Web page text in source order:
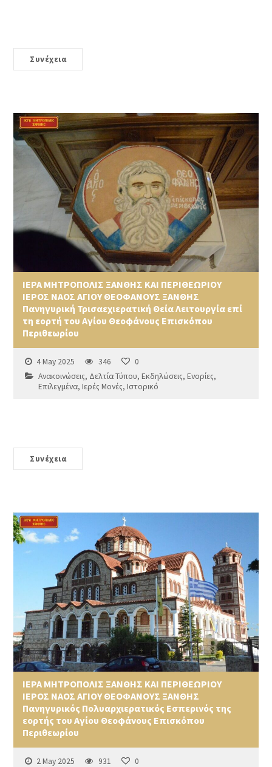
Συνέχεια
ΙΕΡΑ ΜΗΤΡΟΠΟΛΙΣ ΞΑΝΘΗΣ ΚΑΙ ΠΕΡΙΘΕΩΡΙΟΥ
ΙΕΡΟΣ ΝΑΟΣ ΑΓΙΟΥ ΘΕΟΦΑΝΟΥΣ ΞΑΝΘΗΣ
Πανηγυρική Τρισαεχιερατική Θεία Λειτουργία επί
τη εορτή του Αγίου Θεοφάνους Επισκόπου
Περιθεωρίου
4 May 2025 346
0
Ανακοινώσεις, Δελτία Τύπου,Εκδηλώσεις,Ενορίες,
Επιλεγμένα,Ιερές Μονές,Ιστορικό
Συνέχεια
ΙΕΡΑ ΜΗΤΡΟΠΟΛΙΣ ΞΑΝΘΗΣ ΚΑΙ ΠΕΡΙΘΕΩΡΙΟΥ
ΙΕΡΟΣ ΝΑΟΣ ΑΓΙΟΥ ΘΕΟΦΑΝΟΥΣ ΞΑΝΘΗΣ
Πανηγυρικός Πολυαρχιερατικός Εσπερινός της
εορτής του Αγίου Θεοφάνους Επισκόπου
Περιθεωρίου
2 May 2025 931
0